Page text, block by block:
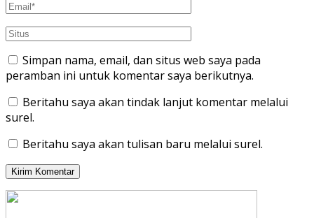
Simpan nama, email, dan situs web saya pada
peramban ini untuk komentar saya berikutnya.
Beritahu saya akan tindak lanjut komentar melalui
surel.
Beritahu saya akan tulisan baru melalui surel.